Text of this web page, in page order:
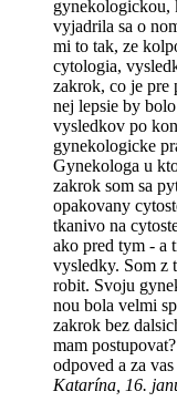
gynekologickou,
vyjadrila sa o
mi to tak, ze
cytologia,
zakrok, co je pre
nej lepsie by
vysledkov po
gynekologicke
Gynekologa u
zakrok som sa
opakovany
tkanivo na
ako pred tym - a
vysledky. Som z
robit. Svoju
nou bola velmi
zakrok bez
mam
odpoved a za vas
Katarína, 16.